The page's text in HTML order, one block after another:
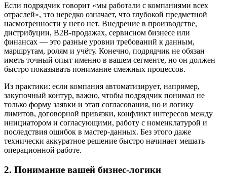
Если подрядчик говорит «мы работали с компаниями всех
отраслей», это нередко означает, что глубокой предметной
насмотренности у него нет. Внедрение в производстве,
дистрибуции, B2B-продажах, сервисном бизнесе или
финансах — это разные уровни требований к данным,
маршрутам, ролям и учёту. Конечно, подрядчик не обязан
иметь точный опыт именно в вашем сегменте, но он должен
быстро показывать понимание смежных процессов.
Из практики: если компания автоматизирует, например,
закупочный контур, важно, чтобы подрядчик понимал не
только форму заявки и этап согласования, но и логику
лимитов, договорной привязки, конфликт интересов между
инициатором и согласующими, работу с номенклатурой и
последствия ошибок в мастер-данных. Без этого даже
технически аккуратное решение быстро начинает мешать
операционной работе.
2. Понимание вашей бизнес-логики